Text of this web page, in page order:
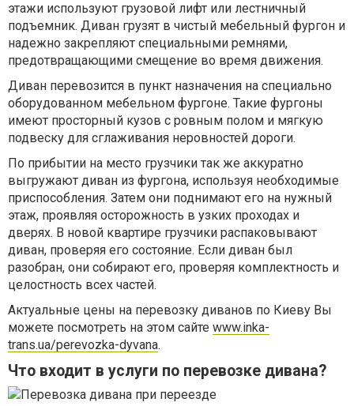
этажи используют грузовой лифт или лестничный
подъемник. Диван грузят в чистый мебельный фургон и
надежно закрепляют специальными ремнями,
предотвращающими смещение во время движения.
Диван перевозится в пункт назначения на специально
оборудованном мебельном фургоне. Такие фургоны
имеют просторный кузов с ровным полом и мягкую
подвеску для сглаживания неровностей дороги.
По прибытии на место грузчики так же аккуратно
выгружают диван из фургона, используя необходимые
приспособления. Затем они поднимают его на нужный
этаж, проявляя осторожность в узких проходах и
дверях. В новой квартире грузчики распаковывают
диван, проверяя его состояние. Если диван был
разобран, они собирают его, проверяя комплектность и
целостность всех частей.
Актуальные цены на перевозку диванов по Киеву Вы
можете посмотреть на этом сайте www.inka-
trans.ua/perevozka-dyvana.
Что входит в услуги по перевозке дивана?